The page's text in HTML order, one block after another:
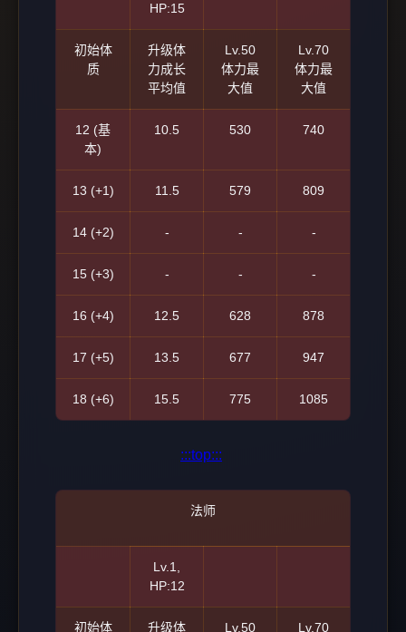
HP:15
初始体
质
升级体
力成长
平均值
Lv.50
体力最
大值
Lv.70
体力最
大值
12 (基
本)
10.5 530 740
13 (+1) 11.5 579 809
14 (+2) - - -
15 (+3) - - -
16 (+4) 12.5 628 878
17 (+5) 13.5 677 947
18 (+6) 15.5 775 1085
:::top:::
法师
Lv.1,
HP:12
初始体 升级体 Lv.50 Lv.70